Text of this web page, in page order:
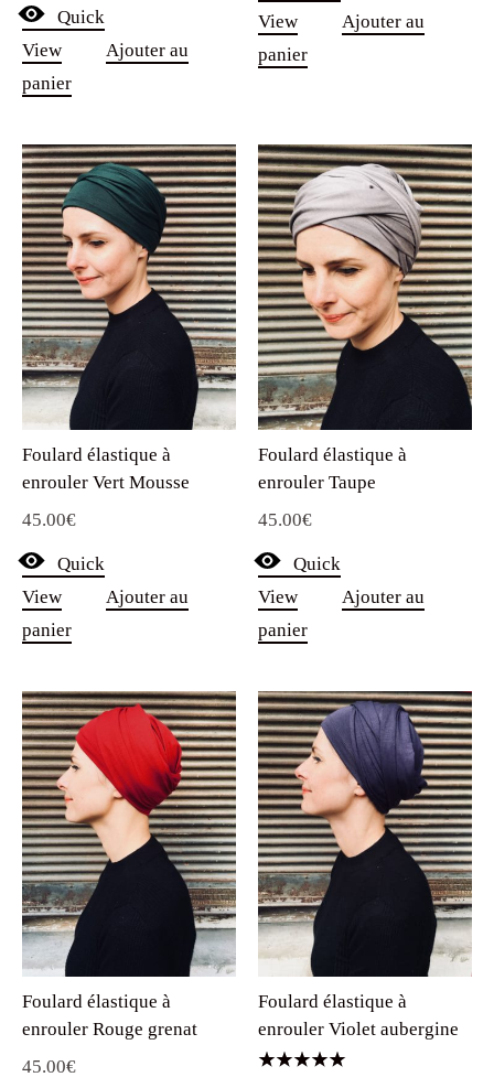
Quick
View
Ajouter au
panier
View
Ajouter au
panier
Foulard élastique à
enrouler Vert Mousse
45.00€
Quick
View
Ajouter au
panier
Foulard élastique à
enrouler Taupe
45.00€
Quick
View
Ajouter au
panier
Foulard élastique à
enrouler Rouge grenat
45.00€
Foulard élastique à
enrouler Violet aubergine